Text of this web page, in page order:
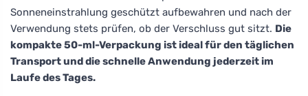
Sonneneinstrahlung geschützt aufbewahren und nach der
Verwendung stets prüfen, ob der Verschluss gut sitzt. Die
kompakte 50-ml-Verpackung ist ideal für den täglichen
Transport und die schnelle Anwendung jederzeit im
Laufe des Tages.